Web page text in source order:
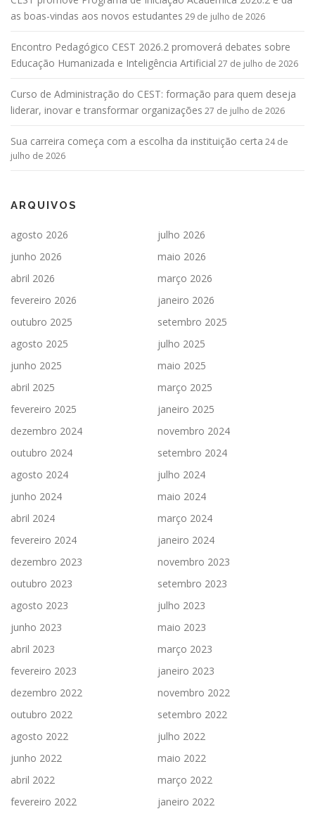
as boas-vindas aos novos estudantes 29 de julho de 2026
Encontro Pedagógico CEST 2026.2 promoverá debates sobre
Educação Humanizada e Inteligência Artificial 27 de julho de 2026
Curso de Administração do CEST: formação para quem deseja
liderar, inovar e transformar organizações 27 de julho de 2026
Sua carreira começa com a escolha da instituição certa 24 de
julho de 2026
ARQUIVOS
agosto 2026
julho 2026
junho 2026
maio 2026
abril 2026
março 2026
fevereiro 2026
janeiro 2026
outubro 2025
setembro 2025
agosto 2025
julho 2025
junho 2025
maio 2025
abril 2025
março 2025
fevereiro 2025
janeiro 2025
dezembro 2024
novembro 2024
outubro 2024
setembro 2024
agosto 2024
julho 2024
junho 2024
maio 2024
abril 2024
março 2024
fevereiro 2024
janeiro 2024
dezembro 2023
novembro 2023
outubro 2023
setembro 2023
agosto 2023
julho 2023
junho 2023
maio 2023
abril 2023
março 2023
fevereiro 2023
janeiro 2023
dezembro 2022
novembro 2022
outubro 2022
setembro 2022
agosto 2022
julho 2022
junho 2022
maio 2022
abril 2022
março 2022
fevereiro 2022
janeiro 2022